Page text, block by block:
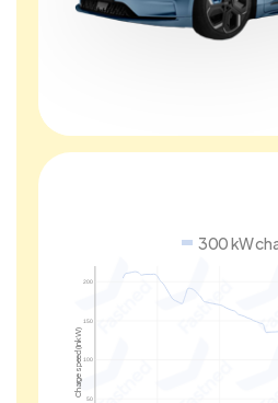
300 kW
50
100
150
200
Charge speed (in kW)